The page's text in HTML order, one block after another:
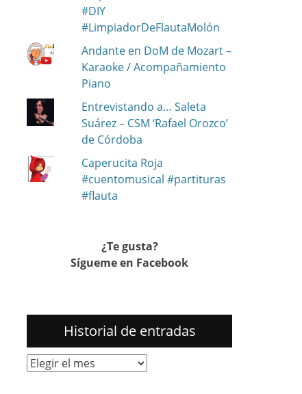
#DIY
#LimpiadorDeFlautaMolón
Andante en DoM de Mozart –
Karaoke / Acompañamiento
Piano
Entrevistando a… Saleta
Suárez – CSM ‘Rafael Orozco’
de Córdoba
Caperucita Roja
#cuentomusical #partituras
#flauta
¿Te gusta?
Sígueme en Facebook
Historial de entradas
Historial